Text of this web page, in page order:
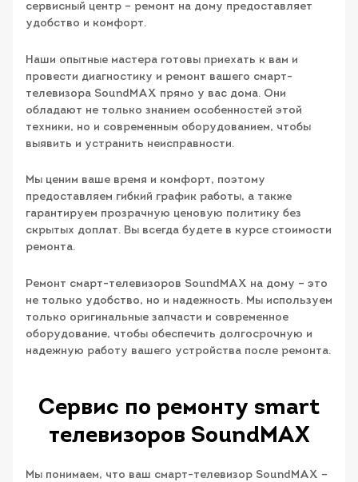
сервисный центр – ремонт на дому предоставляет
удобство и комфорт.
Наши опытные мастера готовы приехать к вам и
провести диагностику и ремонт вашего смарт-
телевизора SoundMAX прямо у вас дома. Они
обладают не только знанием особенностей этой
техники, но и современным оборудованием, чтобы
выявить и устранить неисправности.
Мы ценим ваше время и комфорт, поэтому
предоставляем гибкий график работы, а также
гарантируем прозрачную ценовую политику без
скрытых доплат. Вы всегда будете в курсе стоимости
ремонта.
Ремонт смарт-телевизоров SoundMAX на дому – это
не только удобство, но и надежность. Мы используем
только оригинальные запчасти и современное
оборудование, чтобы обеспечить долгосрочную и
надежную работу вашего устройства после ремонта.
Сервис по ремонту smart
телевизоров SoundMAX
Мы понимаем, что ваш смарт-телевизор SoundMAX –